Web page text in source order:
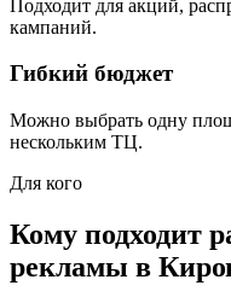
Подходит для акций,
кампаний.
Гибкий бюджет
Можно выбрать одну
нескольким ТЦ.
Для кого
Кому подходит
рекламы в